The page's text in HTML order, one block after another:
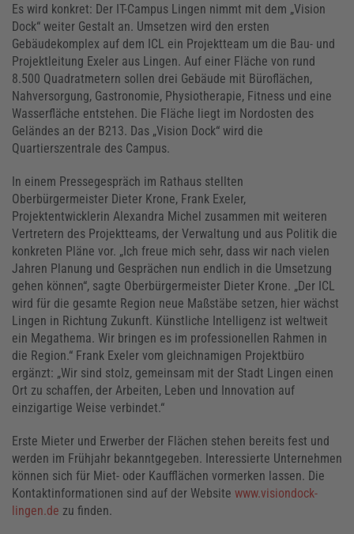
Es wird konkret: Der IT-Campus Lingen nimmt mit dem „Vision
Dock“ weiter Gestalt an. Umsetzen wird den ersten
Gebäudekomplex auf dem ICL ein Projektteam um die Bau- und
Projektleitung Exeler aus Lingen. Auf einer Fläche von rund
8.500 Quadratmetern sollen drei Gebäude mit Büroflächen,
Nahversorgung, Gastronomie, Physiotherapie, Fitness und eine
Wasserfläche entstehen. Die Fläche liegt im Nordosten des
Geländes an der B213. Das „Vision Dock“ wird die
Quartierszentrale des Campus.
In einem Pressegespräch im Rathaus stellten
Oberbürgermeister Dieter Krone, Frank Exeler,
Projektentwicklerin Alexandra Michel zusammen mit weiteren
Vertretern des Projektteams, der Verwaltung und aus Politik die
konkreten Pläne vor. „Ich freue mich sehr, dass wir nach vielen
Jahren Planung und Gesprächen nun endlich in die Umsetzung
gehen können“, sagte Oberbürgermeister Dieter Krone. „Der ICL
wird für die gesamte Region neue Maßstäbe setzen, hier wächst
Lingen in Richtung Zukunft. Künstliche Intelligenz ist weltweit
ein Megathema. Wir bringen es im professionellen Rahmen in
die Region.“ Frank Exeler vom gleichnamigen Projektbüro
ergänzt: „Wir sind stolz, gemeinsam mit der Stadt Lingen einen
Ort zu schaffen, der Arbeiten, Leben und Innovation auf
einzigartige Weise verbindet.“
Erste Mieter und Erwerber der Flächen stehen bereits fest und
werden im Frühjahr bekanntgegeben. Interessierte Unternehmen
können sich für Miet- oder Kaufflächen vormerken lassen. Die
Kontaktinformationen sind auf der Website www.visiondock-
lingen.de zu finden.